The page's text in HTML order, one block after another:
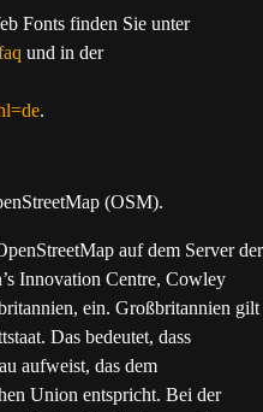
Fonts finden Sie unter
und in der
.
(OSM).
auf dem Server der
Innovation Centre, Cowley
ein. Großbritannien gilt
Das bedeutet, dass
aufweist, das dem
Union entspricht. Bei der